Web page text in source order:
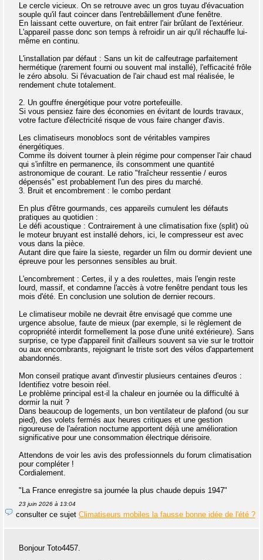
Le cercle vicieux. On se retrouve avec un gros tuyau d'évacuation
souple qu'il faut coincer dans l'entrebâillement d'une fenêtre.
En laissant cette ouverture, on fait entrer l'air brûlant de l'extérieur.
L'appareil passe donc son temps à refroidir un air qu'il réchauffe lui-
même en continu.
L'installation par défaut : Sans un kit de calfeutrage parfaitement
hermétique (rarement fourni ou souvent mal installé), l'efficacité frôle
le zéro absolu. Si l'évacuation de l'air chaud est mal réalisée, le
rendement chute totalement.
2. Un gouffre énergétique pour votre portefeuille.
Si vous pensiez faire des économies en évitant de lourds travaux,
votre facture d'électricité risque de vous faire changer d'avis.
Les climatiseurs monoblocs sont de véritables vampires
énergétiques.
Comme ils doivent tourner à plein régime pour compenser l'air chaud
qui s'infiltre en permanence, ils consomment une quantité
astronomique de courant. Le ratio "fraîcheur ressentie / euros
dépensés" est probablement l'un des pires du marché.
3. Bruit et encombrement : le combo perdant
En plus d'être gourmands, ces appareils cumulent les défauts
pratiques au quotidien :
Le défi acoustique : Contrairement à une climatisation fixe (split) où
le moteur bruyant est installé dehors, ici, le compresseur est avec
vous dans la pièce.
Autant dire que faire la sieste, regarder un film ou dormir devient une
épreuve pour les personnes sensibles au bruit.
L'encombrement : Certes, il y a des roulettes, mais l'engin reste
lourd, massif, et condamne l'accès à votre fenêtre pendant tous les
mois d'été. En conclusion une solution de dernier recours.
Le climatiseur mobile ne devrait être envisagé que comme une
urgence absolue, faute de mieux (par exemple, si le règlement de
copropriété interdit formellement la pose d'une unité extérieure). Sans
surprise, ce type d'appareil finit d'ailleurs souvent sa vie sur le trottoir
ou aux encombrants, rejoignant le triste sort des vélos d'appartement
abandonnés.
Mon conseil pratique avant d'investir plusieurs centaines d'euros :
Identifiez votre besoin réel.
Le problème principal est-il la chaleur en journée ou la difficulté à
dormir la nuit ?
Dans beaucoup de logements, un bon ventilateur de plafond (ou sur
pied), des volets fermés aux heures critiques et une gestion
rigoureuse de l'aération nocturne apportent déjà une amélioration
significative pour une consommation électrique dérisoire.
Attendons de voir les avis des professionnels du forum climatisation
pour compléter !
Cordialement.
"La France enregistre sa journée la plus chaude depuis 1947"
23 juin 2026 à 13:04
consulter ce sujet Climatiseurs mobiles la fausse bonne idée de l'été ?
Bonjour Toto4457.